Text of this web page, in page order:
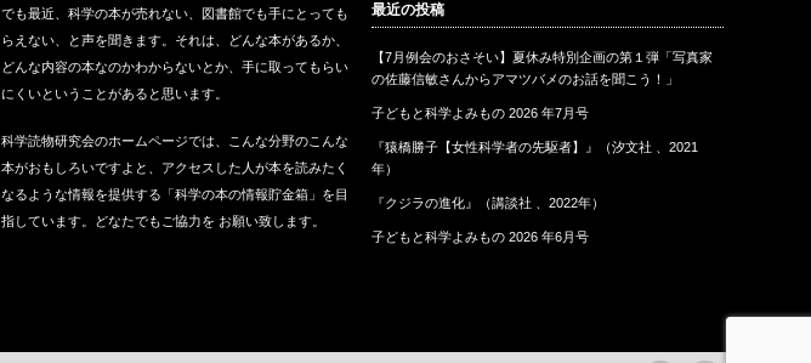
2006）
ニア新…
でも最近、科学の本が売れない、図書館でも手にとっても
らえない、と声を聞きます。それは、どんな本があるか、
どんな内容の本なのかわからないとか、手に取ってもらい
にくいということがあると思います。
科学読物研究会のホームページでは、こんな分野のこんな
本がおもしろいですよと、アクセスした人が本を読みたく
なるような情報を提供する「科学の本の情報貯金箱」を目
指しています。どなたでもご協力を お願い致します。
最近の投稿
【7月例会のおさそい】夏休み特別企画の第１弾「写真家
の佐藤信敏さんからアマツバメのお話を聞こう！」
子どもと科学よみもの 2026 年7月号
『猿橋勝子【女性科学者の先駆者】』（汐文社 、2021
年）
『クジラの進化』（講談社 、2022年）
子どもと科学よみもの 2026 年6月号